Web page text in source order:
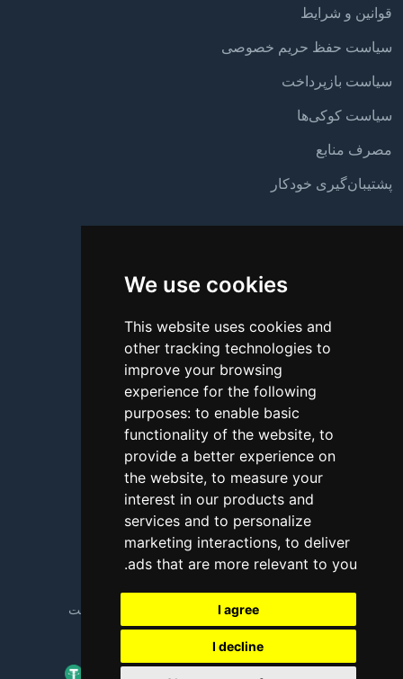
We use cookies
This website uses cookies and
other tracking technologies to
improve your browsing
experience for the following
purposes: to enable basic
functionality of the website, to
provide a better experience on
the website, to measure your
interest in our products and
services and to personalize
marketing interactions, to deliver
ads that are more relevant to you
.
I agree
I decline
قوانین و شرایط
سیاست حفظ حریم خصوصی
سیاست بازپرداخت
سیاست کوکی‌ها
مصرف منابع
پشتیبان‌گیری خودکار
تماس با ما
سؤالات متداول
روش‌های پرداخت
گزارش سوءاستفاده
Copyright © 2018 - 2026 کلیه حقوق محفوظ است